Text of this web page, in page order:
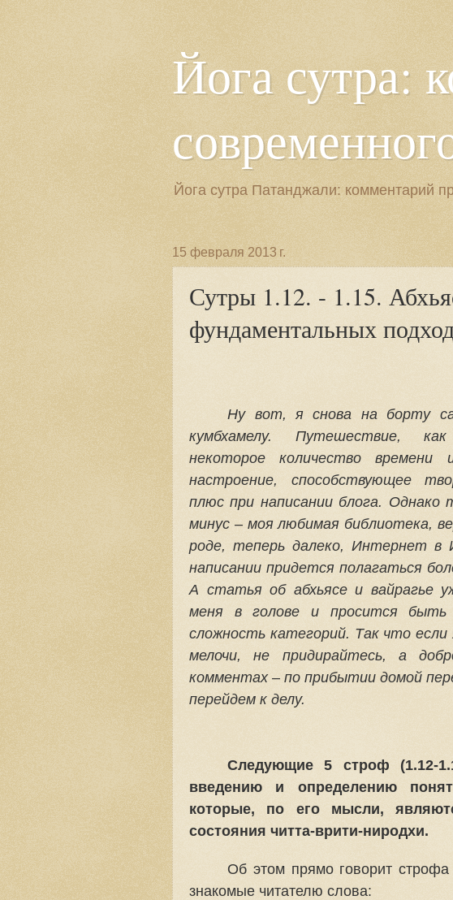
Йога сутра:
Йога сутра Патанджали: комментарий
15 февраля 2013 г.
Сутры 1.12. - 1.15.
фундаментальных
Ну вот, я снова на борту
кумбхамелу. Путешествие,
некоторое количество времени
настроение, способствующее
плюс при написании блога. Однако
минус – моя любимая библиотека,
роде, теперь далеко, Интернет в
написании придется полагаться
А статья об абхьясе и вайрагье
меня в голове и просится быть
сложность категорий. Так что
мелочи, не придирайтесь, а
комментах – по прибытии домой
перейдем к делу.
Следующие 5 строф (1.12-
введению и определению
которые, по его мысли,
состояния читта-врити-ниродхи.
Об этом прямо говорит
знакомые читателю слова: